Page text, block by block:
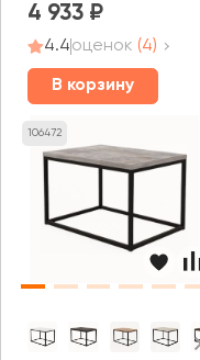
4 933
4.4оценок (4)
В корзину
106472